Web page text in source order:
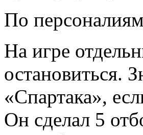
По
На игре
остановиться.
«Спартака»,
Он сделал 5